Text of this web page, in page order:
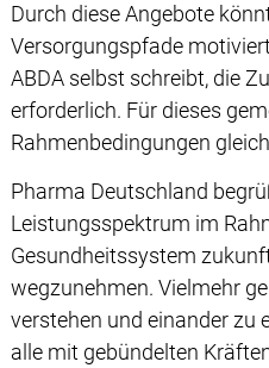
Durch diese Angebote
Versorgungspfade
ABDA selbst schreibt, die
erforderlich. Für dieses
Rahmenbedingungen
Pharma Deutschland
Leistungsspektrum im
Gesundheitssystem
wegzunehmen. Vielmehr
verstehen und einander zu
alle mit gebündelten